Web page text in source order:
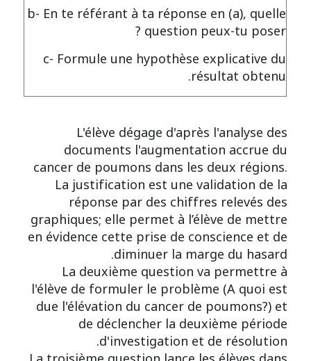
b- En te référant à ta réponse en (a), quelle
question peux-tu poser ?
c- Formule une hypothèse explicative du
résultat obtenu.
L'élève dégage d'après l'analyse des
documents l'augmentation accrue du
cancer de poumons dans les deux régions.
La justification est une validation de la
réponse par des chiffres relevés des
graphiques; elle permet à l’élève de mettre
en évidence cette prise de conscience et de
diminuer la marge du hasard.
La deuxième question va permettre à
l'élève de formuler le problème (A quoi est
due l'élévation du cancer de poumons?) et
de déclencher la deuxième période
d'investigation et de résolution.